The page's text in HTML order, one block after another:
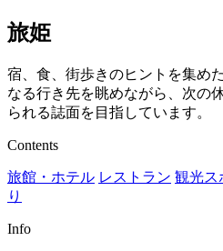
旅姫
宿、食、街歩きのヒントを集め
なる行き先を眺めながら、次の
られる誌面を目指しています。
Contents
旅館・ホテル レストラン 観光ス
り
Info